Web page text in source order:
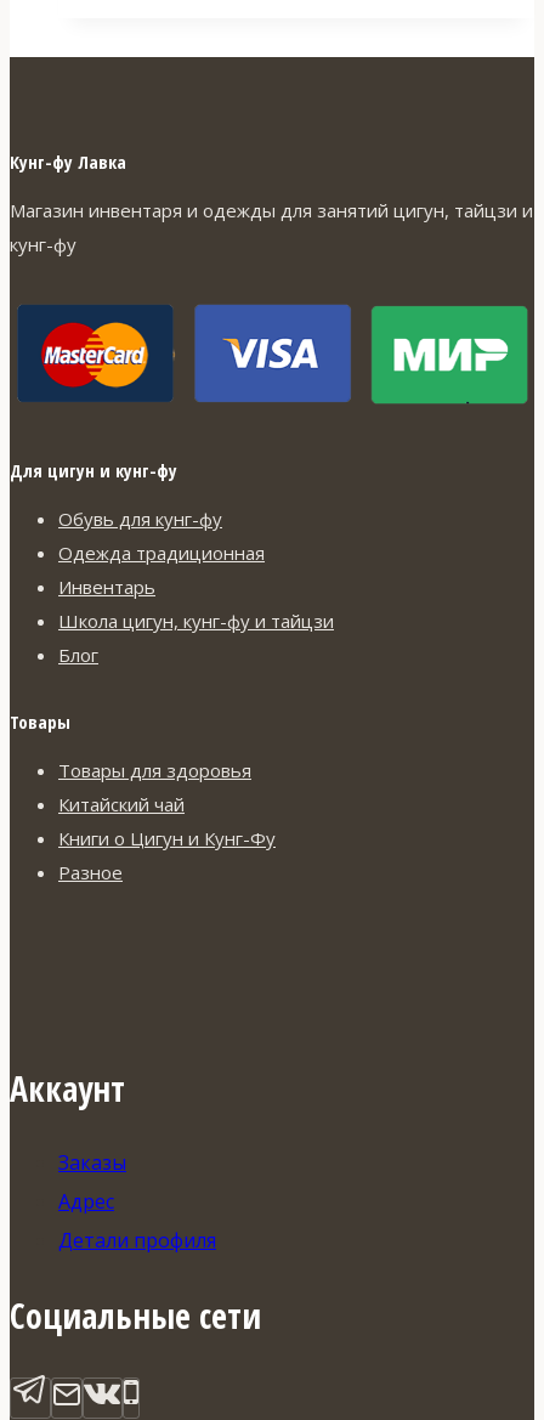
амбиции
и
Кунг-фу Лавка
Магазин инвентаря и одежды для занятий цигун, тайцзи и
кунг-фу
Для цигун и кунг-фу
Обувь для кунг-фу
Одежда традиционная
Инвентарь
Школа цигун, кунг-фу и тайцзи
Блог
Товары
Товары для здоровья
Китайский чай
Книги о Цигун и Кунг-Фу
Разное
Аккаунт
Заказы
Адрес
Детали профиля
Социальные сети